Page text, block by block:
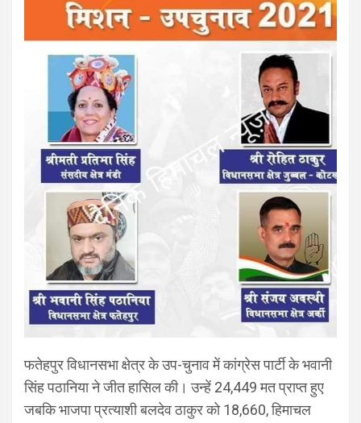
फतेहपुर विधानसभा क्षेत्र के उप-चुनाव में कांग्रेस पार्टी के भवानी
सिंह पठानिया ने जीत हासिल की। उन्हें 24,449 मत प्राप्त हुए
जबकि भाजपा प्रत्याशी बलदेव ठाकुर को 18,660, हिमाचल